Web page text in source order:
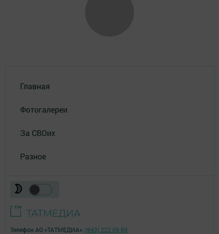
Главная
Фотогалереи
За СВОих
Разное
Телефон АО «ТАТМЕДИА»: (843) 222 09 84